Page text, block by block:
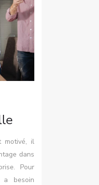
motivé, il
dans
Pour
a besoin